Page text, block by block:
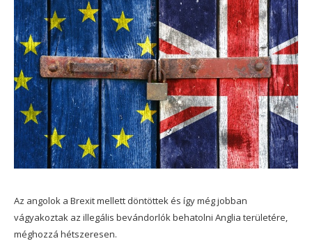
Az angolok a Brexit mellett döntöttek és így még jobban
vágyakoztak az illegális bevándorlók behatolni Anglia területére,
méghozzá hétszeresen.